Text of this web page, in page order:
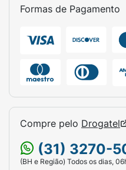
Formas de Pagamento
Compre pelo Drogatel
(31) 3270-
(BH e Região) Todos os dias,